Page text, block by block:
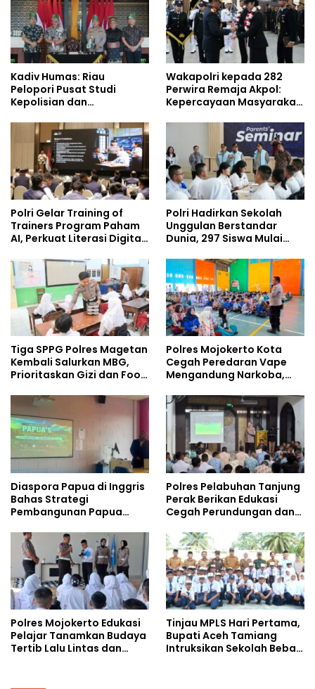
Kadiv Humas: Riau
Pelopori Pusat Studi
Kepolisian dan
Policing Masuki Babak
Wakapolri kepada 282
Perwira Remaja Akpol:
Kepercayaan Masyarakat
Polri Gelar Training of
Trainers Program Paham
AI, Perkuat Literasi Digital
Polri Hadirkan Sekolah
Unggulan Berstandar
Dunia, 297 Siswa Mulai
Tiga SPPG Polres Magetan
Kembali Salurkan MBG,
Prioritaskan Gizi dan Food
Polres Mojokerto Kota
Cegah Peredaran Vape
Mengandung Narkoba,
Kalangan Remaja
Diaspora Papua di Inggris
Bahas Strategi
Pembangunan Papua
Doktoral Internasional
Polres Pelabuhan Tanjung
Perak Berikan Edukasi
Cegah Perundungan dan
kepada Pelajar MPLS
Polres Mojokerto Edukasi
Pelajar Tanamkan Budaya
Tertib Lalu Lintas dan
Tinjau MPLS Hari Pertama,
Bupati Aceh Tamiang
Intruksikan Sekolah Bebas